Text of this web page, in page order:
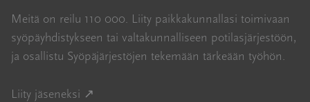
Meitä on reilu 110 000. Liity paikkakunnallasi toimivaan
syöpäyhdistykseen tai valtakunnalliseen potilasjärjestöön,
ja osallistu Syöpäjärjestöjen tekemään tärkeään työhön.
Liity jäseneksi ↗